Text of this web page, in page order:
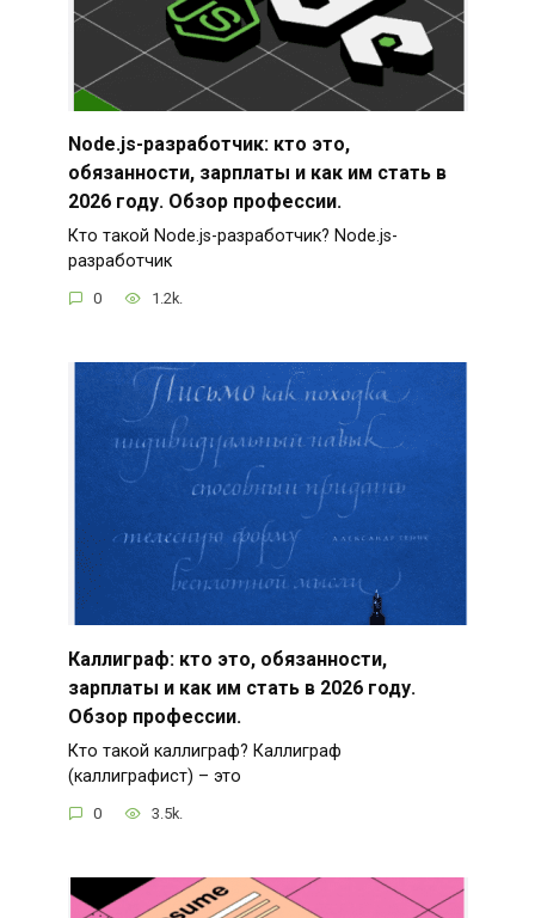
Node.js-разработчик: кто это,
обязанности, зарплаты и как им стать в
2026 году. Обзор профессии.
Кто такой Node.js-разработчик? Node.js-
разработчик
0 1.2k.
Каллиграф: кто это, обязанности,
зарплаты и как им стать в 2026 году.
Обзор профессии.
Кто такой каллиграф? Каллиграф
(каллиграфист) – это
0 3.5k.